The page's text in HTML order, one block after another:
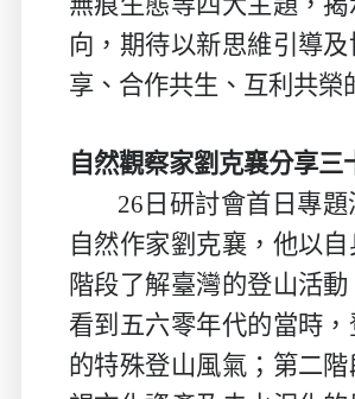
向，期待以新思維引導
享、合作共生、互利共榮
自然觀察家劉克襄分享
26 日研討會首日專
自然作家劉克襄，他以
階段了解臺灣的登山活
看到五六零年代的當時
的特殊登山風氣；第二